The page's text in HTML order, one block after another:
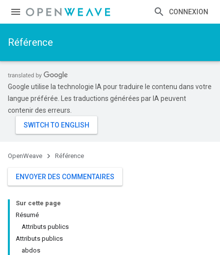
CONNEXION
Référence
Google utilise la technologie IA pour traduire le contenu dans votre
langue préférée. Les traductions générées par IA peuvent
contenir des erreurs.
OpenWeave Référence
ENVOYER DES COMMENTAIRES
Sur cette page
Résumé
Attributs publics
Attributs publics
abdos